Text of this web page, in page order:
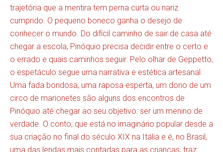
trajetória que a mentira tem perna curta ou nariz
cumprido. O pequeno boneco ganha o desejo de
conhecer o mundo. Do difícil caminho de sair de casa até
chegar a escola, Pinóquio precisa decidir entre o certo e
o errado e quais caminhos seguir. Pelo olhar de Geppetto,
o espetáculo segue uma narrativa e estética artesanal.
Uma fada bondosa, uma raposa esperta, um dono de um
circo de marionetes são alguns dos encontros de
Pinóquio até chegar ao seu objetivo: ser um menino de
verdade. O conto, que está no imaginário popular desde a
sua criação no final do século XIX na Itália e é, no Brasil,
uma das lendas mais contadas para as crianças, traz